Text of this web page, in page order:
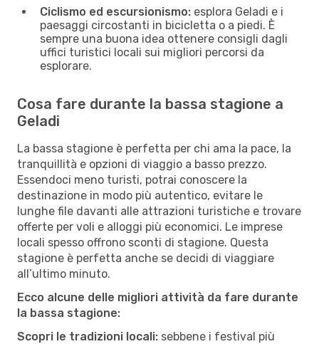
Ciclismo ed escursionismo: esplora Geladi e i
paesaggi circostanti in bicicletta o a piedi. È
sempre una buona idea ottenere consigli dagli
uffici turistici locali sui migliori percorsi da
esplorare.
Cosa fare durante la bassa stagione a
Geladi
La bassa stagione è perfetta per chi ama la pace, la
tranquillità e opzioni di viaggio a basso prezzo.
Essendoci meno turisti, potrai conoscere la
destinazione in modo più autentico, evitare le
lunghe file davanti alle attrazioni turistiche e trovare
offerte per voli e alloggi più economici. Le imprese
locali spesso offrono sconti di stagione. Questa
stagione è perfetta anche se decidi di viaggiare
all’ultimo minuto.
Ecco alcune delle migliori attività da fare durante
la bassa stagione:
Scopri le tradizioni locali: sebbene i festival più